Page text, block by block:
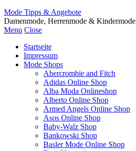
Mode Tipps & Angebote
Damenmode, Herrenmode & Kindermode
Menu Close
Startseite
Impressum
Mode Shops
Abercrombie and Fitch
Adidas Online Shop
Alba Moda Onlineshop
Alberto Online Shop
Armed Angels Online Shop
Asos Online Shop
Baby-Walz Shop
Bankowski Shop
Basler Mode Online Shop